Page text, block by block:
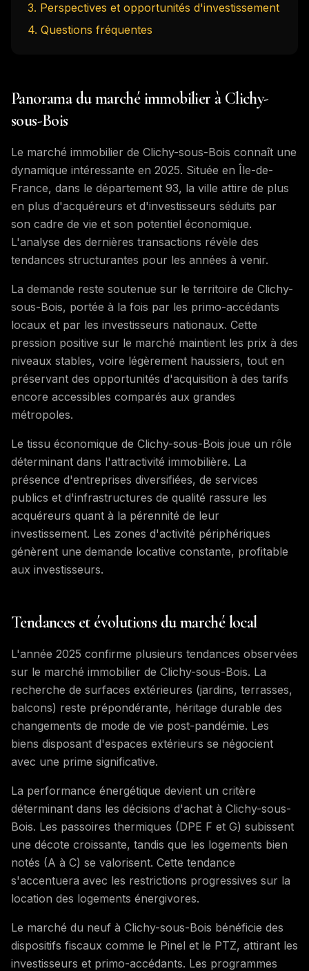
3. Perspectives et opportunités d'investissement
4. Questions fréquentes
Panorama du marché immobilier à Clichy-
sous-Bois
Le marché immobilier de Clichy-sous-Bois connaît une
dynamique intéressante en 2025. Située en Île-de-
France, dans le département 93, la ville attire de plus
en plus d'acquéreurs et d'investisseurs séduits par
son cadre de vie et son potentiel économique.
L'analyse des dernières transactions révèle des
tendances structurantes pour les années à venir.
La demande reste soutenue sur le territoire de Clichy-
sous-Bois, portée à la fois par les primo-accédants
locaux et par les investisseurs nationaux. Cette
pression positive sur le marché maintient les prix à des
niveaux stables, voire légèrement haussiers, tout en
préservant des opportunités d'acquisition à des tarifs
encore accessibles comparés aux grandes
métropoles.
Le tissu économique de Clichy-sous-Bois joue un rôle
déterminant dans l'attractivité immobilière. La
présence d'entreprises diversifiées, de services
publics et d'infrastructures de qualité rassure les
acquéreurs quant à la pérennité de leur
investissement. Les zones d'activité périphériques
génèrent une demande locative constante, profitable
aux investisseurs.
Tendances et évolutions du marché local
L'année 2025 confirme plusieurs tendances observées
sur le marché immobilier de Clichy-sous-Bois. La
recherche de surfaces extérieures (jardins, terrasses,
balcons) reste prépondérante, héritage durable des
changements de mode de vie post-pandémie. Les
biens disposant d'espaces extérieurs se négocient
avec une prime significative.
La performance énergétique devient un critère
déterminant dans les décisions d'achat à Clichy-sous-
Bois. Les passoires thermiques (DPE F et G) subissent
une décote croissante, tandis que les logements bien
notés (A à C) se valorisent. Cette tendance
s'accentuera avec les restrictions progressives sur la
location des logements énergivores.
Le marché du neuf à Clichy-sous-Bois bénéficie des
dispositifs fiscaux comme le Pinel et le PTZ, attirant les
investisseurs et primo-accédants. Les programmes